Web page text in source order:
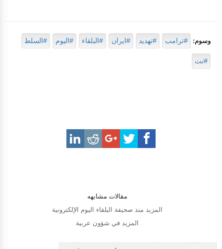
وسوم: #ترامب #تهديد #ايران #البلقاء #اليوم #السلط
#نت
مقالات مشابهه
المزيد منذ صحيفة البلقاء اليوم الإلكترونية
المزيد في شؤون عربية